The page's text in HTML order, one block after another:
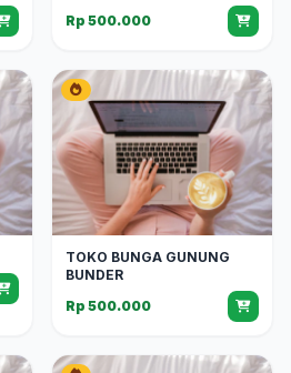
Rp 500.000
TOKO BUNGA GUNUNG
BUNDER
Rp 500.000